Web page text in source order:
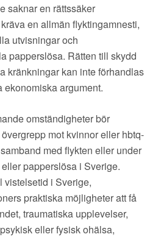
saknar en rättssäker
en allmän flyktingamnesti,
utvisningar och
papperslösa. Rätten till skydd
kränkningar kan inte förhandlas
argument.
omständigheter bör
mot kvinnor eller hbtq-
med flykten eller under
papperslösa i Sverige.
vistelsetid i Sverige,
praktiska möjligheter att få
traumatiska upplevelser,
eller fysisk ohälsa,